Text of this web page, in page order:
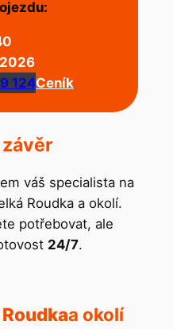
124Ceník
váš specialista na
Roudka a okolí.
potřebovat, ale
24/7.
a okolí